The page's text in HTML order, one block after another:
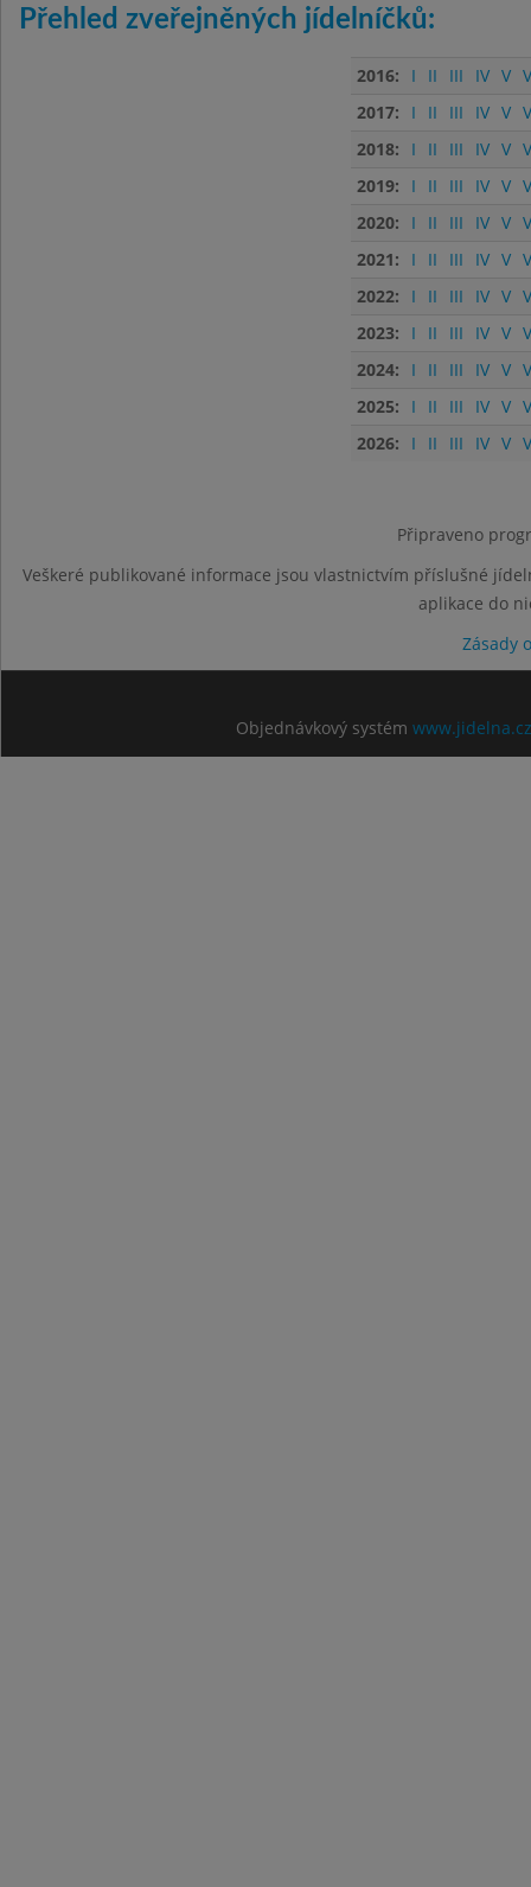
Přehled zveřejněných jídelníčků:
2016: I II III IV V
2017:
I II III IV V
2018:
I II III IV V
2019:
I II III IV V
2020:
I II III IV V
2021:
I II III IV V
2022:
I II III IV V
2023:
I II III IV V
2024:
I II III IV V
2025:
I II III IV V
2026:
I II III IV V
Připraveno
Veškeré publikované informace jsou vlastnictvím příslušné
aplikace do
Zásady
Objednávkový systém www.jidelna.cz